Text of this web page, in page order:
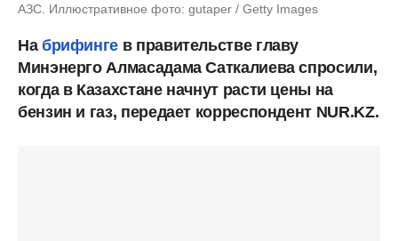
АЗС. Иллюстративное фото: gutaper / Getty Images
На брифинге в правительстве главу
Минэнерго Алмасадама Саткалиева спросили,
когда в Казахстане начнут расти цены на
бензин и газ, передает корреспондент NUR.KZ.